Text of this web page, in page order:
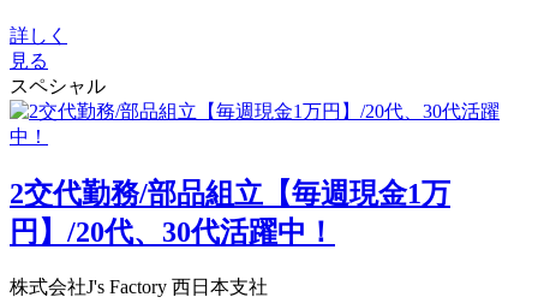
詳しく
見る
スペシャル
2交代勤務/部品組立【毎週現金1万
円】/20代、30代活躍中！
株式会社J's Factory 西日本支社